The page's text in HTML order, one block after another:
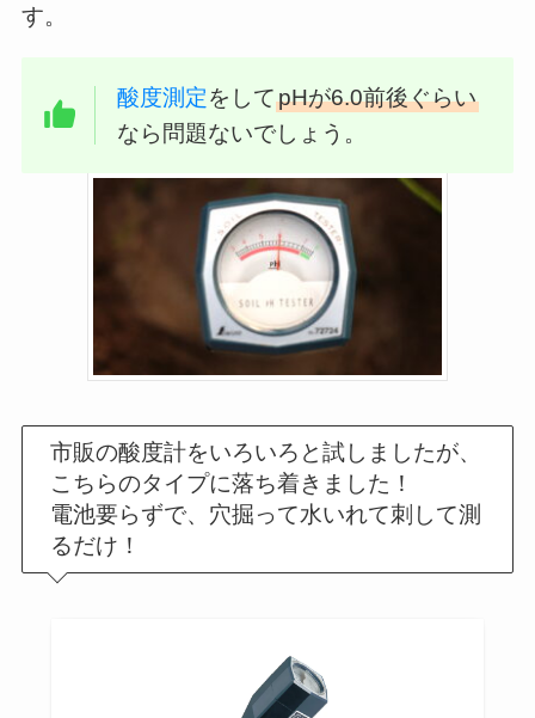
す。
酸度測定をしてpHが6.0前後ぐらい
なら問題ないでしょう。
市販の酸度計をいろいろと試しましたが、
こちらのタイプに落ち着きました！
電池要らずで、穴掘って水いれて刺して測
るだけ！